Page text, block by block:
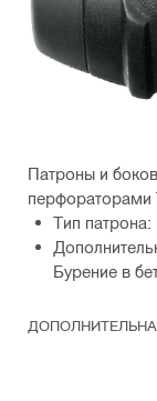
Патроны и
перфораторами
Тип
Бурение в